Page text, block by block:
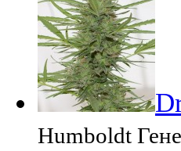
Humboldt